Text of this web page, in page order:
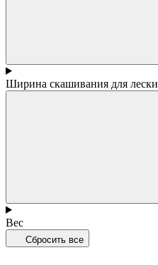
Ширина скашивания для лески
Вес
Сбросить все